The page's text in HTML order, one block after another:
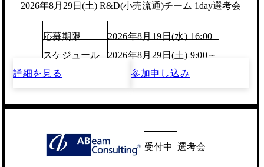
2026年8月29日(土) R&D(小売流通)チーム 1day選考会
応募期限
2026年8月19日(水) 16:00
スケジュール
2026年8月29日(土) 9:00～
詳細を見る
参加申し込み
受付中 選考会